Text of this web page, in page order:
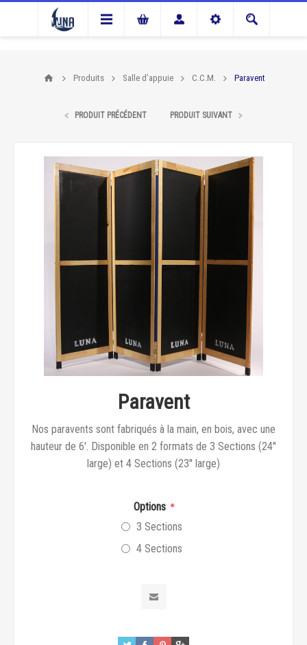
Produits Salle d’appuie C.C.M. Paravent
PRODUIT PRÉCÉDENT PRODUIT SUIVANT
Paravent
Nos paravents sont fabriqués à la main, en bois, avec une
hauteur de 6'. Disponible en 2 formats de 3 Sections (24''
large) et 4 Sections (23'' large)
Options *
3 Sections
4 Sections